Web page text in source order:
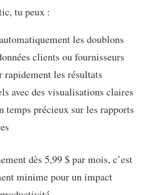
tu peux :
les doublons
clients ou fournisseurs
rapidement les résultats
avec des visualisations claires
temps précieux sur les rapports
dès 5,99 $ par mois, c’est
minime pour un impact